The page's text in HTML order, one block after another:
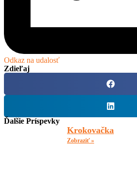
Odkaz na udalosť
Zdieľaj
Ďalšie Príspevky
Krokovačka
Zobraziť »